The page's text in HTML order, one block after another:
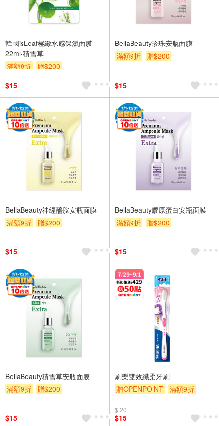
韓國isLeaf極緻水感保濕面膜
22ml-積雪草
滿額9折
贈$200
$15
BellaBeauty珍珠安瓶面膜
滿額9折
贈$200
$15
BellaBeauty神經醯胺安瓶面膜
滿額9折
贈$200
$15
BellaBeauty膠原蛋白安瓶面膜
滿額9折
贈$200
$15
BellaBeauty積雪草安瓶面膜
滿額9折
贈$200
$15
刷樂雙效纖柔牙刷
贈OPENPOINT
滿額9折
$ 20
$15